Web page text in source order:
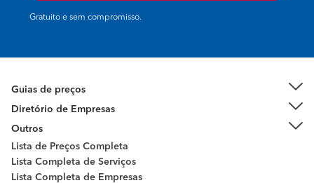
Gratuito e sem compromisso.
Guias de preços
Diretório de Empresas
Outros
Lista de Preços Completa
Lista Completa de Serviços
Lista Completa de Empresas